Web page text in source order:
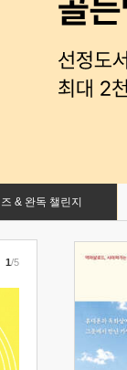
& 완독 챌린지
1/5